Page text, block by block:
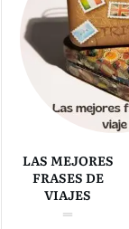
LAS MEJORES
FRASES DE
VIAJES